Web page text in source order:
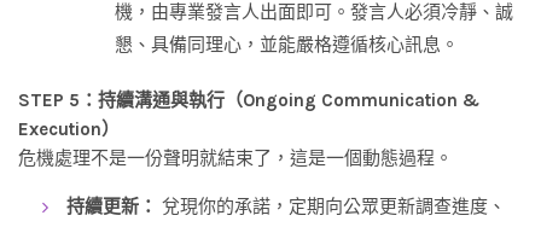
機，由專業發言人出面即可。發言人必須冷靜、誠
懇、具備同理心，並能嚴格遵循核心訊息。
STEP 5：持續溝通與執行（Ongoing Communication &
Execution）
危機處理不是一份聲明就結束了，這是一個動態過程。
持續更新： 兌現你的承諾，定期向公眾更新調查進度、